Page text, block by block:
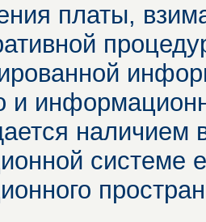
платы,
и
наличием
системе